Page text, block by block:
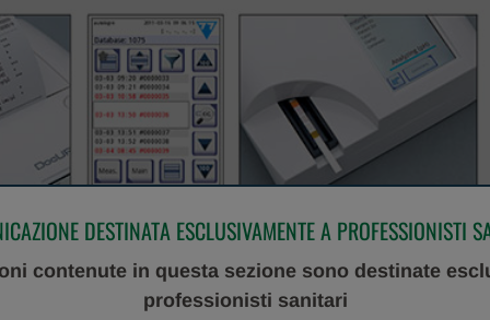
DESTINATA ESCLUSIVAMENTE A PROFESSIONISTI
contenute in questa sezione sono destinate
professionisti sanitari
compatto per l’analisi chimico-fisica delle
specificamente per leggere le strisce
la soluzione point-of-care ideale negli studi medici, nei